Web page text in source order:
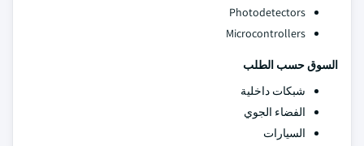
Photodetectors
Microcontrollers
السوق حسب الطلب
شبكات داخلية
الفضاء الجوي
السيارات